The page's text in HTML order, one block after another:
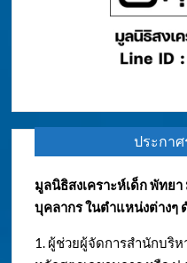
ประกา
มูลนิธิสงเคราะห์เด็ก พัทย
บุคลากร ในตำแหน่งต่างๆ
1. ผู้ช่วยผู้จัดการสำนักบริ